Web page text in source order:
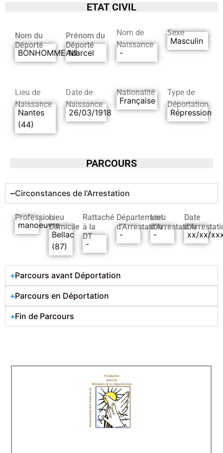
ETAT CIVIL
Nom du
Déporté
BONHOMMEAU
Prénom du
Déporté
Marcel
Nom de
Naissance
-
Sexe
Masculin
Lieu de
Naissance
Nantes
(44)
Date de
Naissance
26/03/1918
Nationalité
Française
Type de
Déportation
Répression
PARCOURS
Circonstances de l'Arrestation
Profession
manoeuvre
Lieu
Domicile
Bellac
(87)
Rattaché
à la
DT
-
Département
d’Arrestation
-
Lieu
d’Arrestation
-
Date
xx/xx/
Parcours avant Déportation
Parcours en Déportation
Fin de Parcours